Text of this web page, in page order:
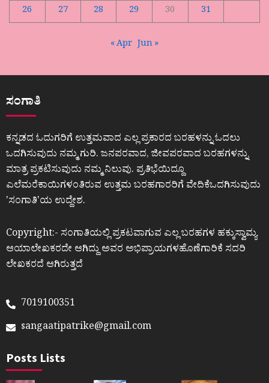
26
27 28 29 30 31
« Apr Jun »
ಸಂಗಾತಿ
ಕನ್ನಡದ ಓದುಗರಿಗೆ ಉತ್ತಮವಾದ ಎಲ್ಲ ಪ್ರಕಾರದ ಬರಹಳನ್ನು ಓದಲು
ಒದಗಿಸುವುದು ನಮ್ಮ ಗುರಿ. ಜನಪರವಾದ, ಜೀವಪರವಾದ ಬರಹಗಳನ್ನು
ಮಾತ್ರ ಪ್ರಕಟಿಸುವುದು ನಮ್ಮ ನಿಲುವು. ಪ್ರತಿಭೆಯಿದ್ದೂ
ಎಲೆಮರೆಕಾಯಿಗಳಂತಿರುವ ಉತ್ತಮ ಬರಹಗಾರರಿಗೆ ವೇದಿಕೆಒದಗಿಸುವುದು
ʼಸಂಗಾತಿʼಯ ಉದ್ದೇಶ.
Copyright:- ಸಂಗಾತಿಯಲ್ಲಿ ಪ್ರಕಟವಾಗುವ ಎಲ್ಲ ಬರಹಗಳ ಹಕ್ಕುಸ್ವಾಮ್ಯ
ಆಯಾಲೇಖಕರದೇ ಆಗಿದ್ದು ಅವರ ಅಭಿಪ್ರಾಯಗಳಹೊಣೆಗಾರಿಕೆ ಸದರಿ
ಲೇಖಕರದೆ ಆಗಿರುತ್ತದೆ
7019100351
sangaatipatrike@gmail.com
Posts Lists